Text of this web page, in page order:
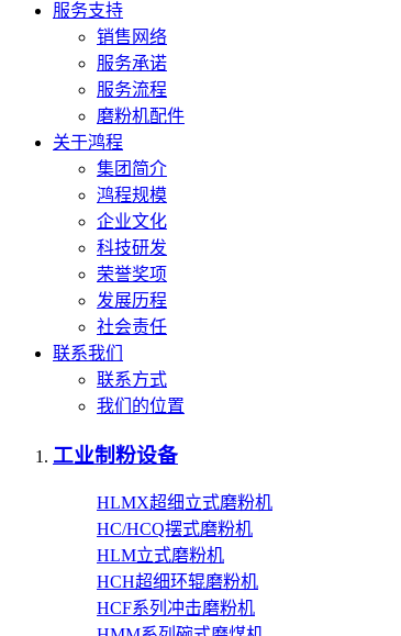
服务支持
销售网络
服务承诺
服务流程
磨粉机配件
关于鸿程
集团简介
鸿程规模
企业文化
科技研发
荣誉奖项
发展历程
社会责任
联系我们
联系方式
我们的位置
工业制粉设备
HLMX超细立式磨粉机
HC/HCQ摆式磨粉机
HLM立式磨粉机
HCH超细环辊磨粉机
HCF系列冲击磨粉机